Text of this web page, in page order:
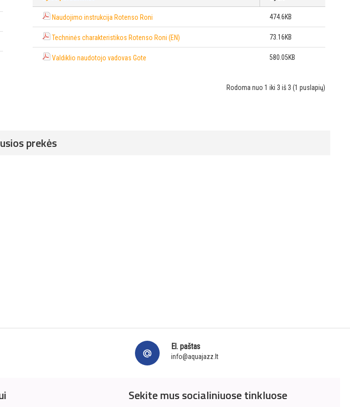
Naudojimo instrukcija Rotenso Roni 474.6KB
Techninės charakteristikos Rotenso Roni (EN) 73.16KB
Valdiklio naudotojo vadovas Gote 580.05KB
Rodoma nuo 1 iki 3 iš 3 (1 puslapių)
prekės
El. paštas
info@aquajazz.lt
Sekite mus socialiniuose tinkluose